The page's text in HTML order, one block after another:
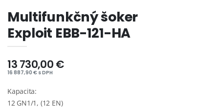
Multifunkčný šoker
Exploit EBB-121-HA
13 730,00 €
16 887,90 € s DPH
Kapacita:
12 GN1/1, (12 EN)